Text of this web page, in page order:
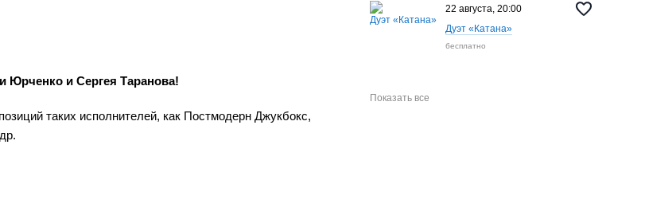
Юрченко и Сергея Таранова!
таких исполнителей, как Постмодерн Джукбокс,
22 августа, 20:00
Дуэт «Катана»
бесплатно
Показать все